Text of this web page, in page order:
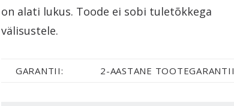
on alati lukus. Toode ei sobi tuletõkkega
välisustele.
GARANTII: 2-AASTANE TOOTEGARANTII